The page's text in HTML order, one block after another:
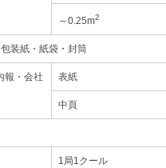
～0.25m2
装紙・紙袋・封筒
報・会社 表紙
中頁
1局1クール